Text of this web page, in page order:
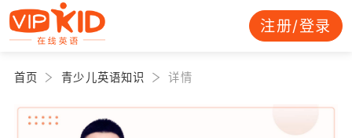
注册/登录
首页 青少儿英语知识 详情